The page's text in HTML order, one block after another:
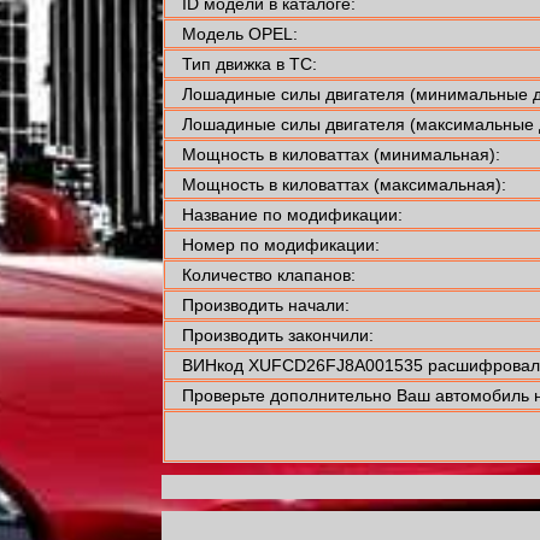
Модель OPEL:
Тип движка в ТС:
Лошадиные силы двигателя (минимальные
Лошадиные силы двигателя (максимальные
Мощность в киловаттах (минимальная):
Мощность в киловаттах (максимальная):
Название по модификации:
Номер по модификации:
Количество клапанов:
Производить начали:
Производить закончили:
ВИНкод XUFCD26FJ8A001535
Проверьте дополнительно Ваш автомобиль